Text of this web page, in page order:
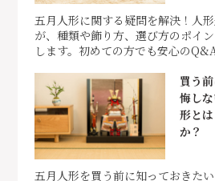
五月人形に関する疑問を解決！人
が、種類や飾り方、選び方のポイ
します。初めての方でも安心の
買う
悔し
形と
か？
五月人形を買う前に知っておきた